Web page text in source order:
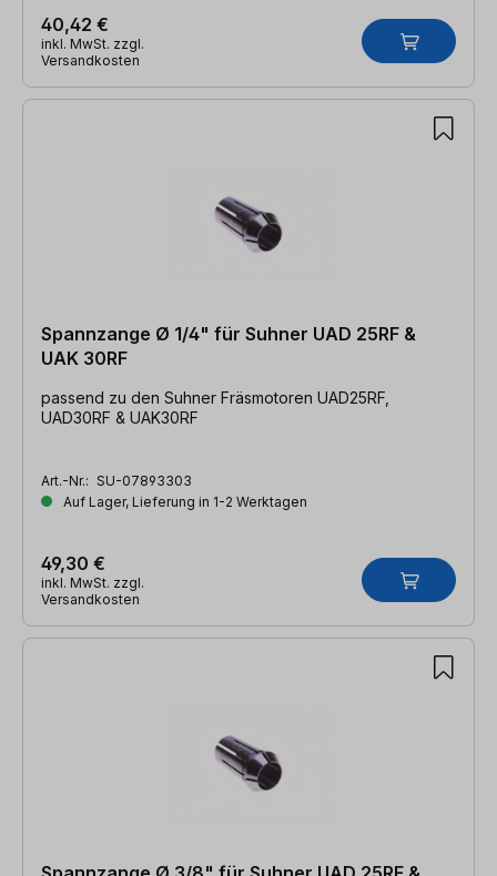
40,42 €
inkl. MwSt. zzgl.
Versandkosten
Spannzange Ø 1/4" für Suhner UAD 25RF &
UAK 30RF
passend zu den Suhner Fräsmotoren UAD25RF,
UAD30RF & UAK30RF
Art.-Nr.: SU-07893303
Auf Lager, Lieferung in 1-2 Werktagen
49,30 €
inkl. MwSt. zzgl.
Versandkosten